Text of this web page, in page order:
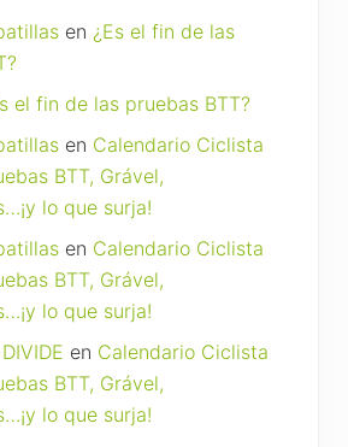
en ¿Es el fin de las
el fin de las pruebas BTT?
en Calendario Ciclista
BTT, Grável,
lo que surja!
en Calendario Ciclista
BTT, Grável,
lo que surja!
en Calendario Ciclista
BTT, Grável,
lo que surja!